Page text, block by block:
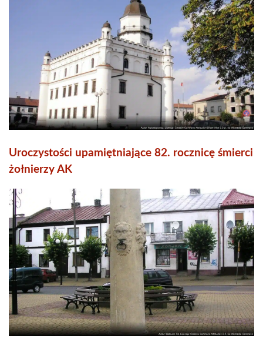
Uroczystości upamiętniające 82. rocznicę śmierci
żołnierzy AK